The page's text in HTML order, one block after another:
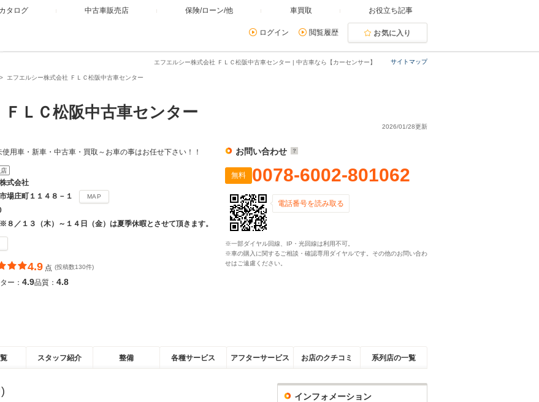
カタログ 中古車販売店 保険/ローン/他 車買取 お役立ち記事
ログイン 閲覧履歴 お気に入り
サイトマップ
エフエルシー株式会社 ＦＬＣ松阪中古車センター | 中古車なら【カーセンサー】
エフエルシー株式会社 ＦＬＣ松阪中古車センター
ＬＣ松阪中古車センター
2026/01/28更新
用車・新車・中古車・買取～お車の事はお任せ下さい！！
式会社
場庄町１１４８－１ MAP
／１３（木）～１４日（金）は夏季休暇とさせて頂きます。
4.9 点 (投稿数130件)
ー： 4.9品質： 4.8
お問い合わせ
無料 0078-6002-801062
電話番号を読み取る
※一部ダイヤル回線、IP・光回線は利用不可。
※車の購入に関するご相談・確認専用ダイヤルです。その他のお問い合わ
せはご遠慮ください。
スタッフ紹介 整備 各種サービス アフターサービス お店のクチコミ 系列店の一覧
インフォメーション